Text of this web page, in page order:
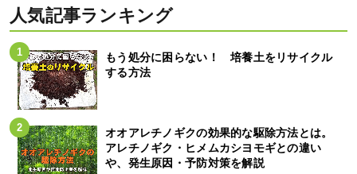
人気記事ランキング
もう処分に困らない！ 培養土をリサイクル
する方法
オオアレチノギクの効果的な駆除方法とは。
アレチノギク・ヒメムカシヨモギとの違い
や、発生原因・予防対策を解説